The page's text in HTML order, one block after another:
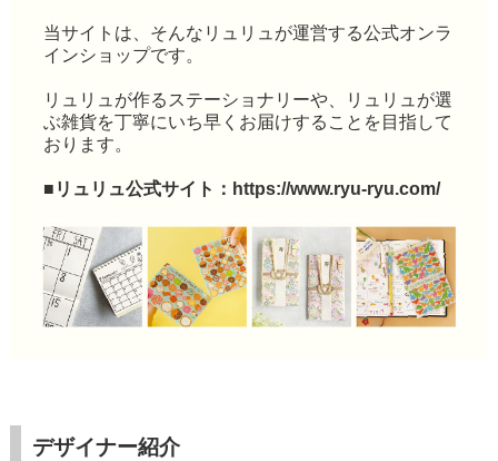
当サイトは、そんなリュリュが運営する公式オンラ
インショップです。
リュリュが作るステーショナリーや、リュリュが選
ぶ雑貨を丁寧にいち早くお届けすることを目指して
おります。
■リュリュ公式サイト： https://www.ryu-ryu.com/
デザイナー紹介